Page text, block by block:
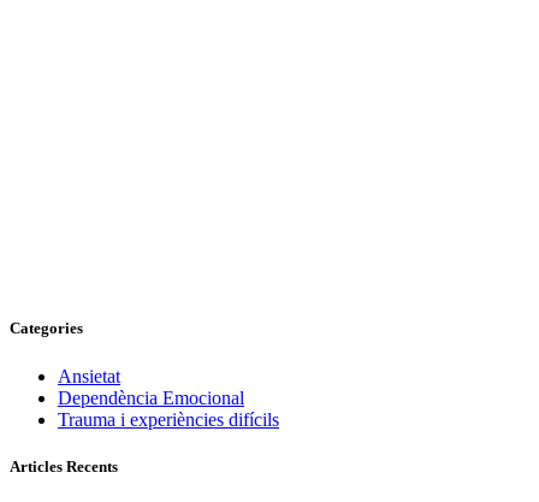
Categories
Ansietat
Dependència Emocional
Trauma i experiències difícils
Articles Recents